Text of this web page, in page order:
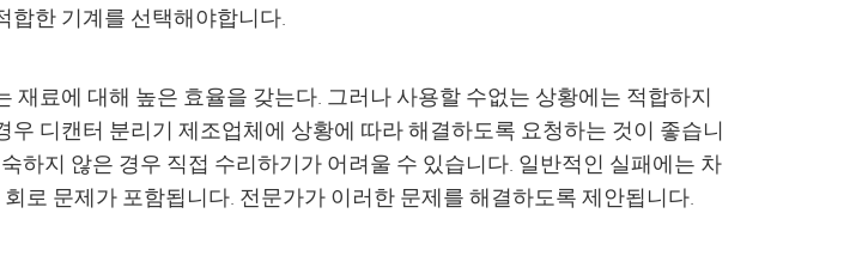
합한 기계를 선택해야합니다.
재료에 대해 높은 효율을 갖는다. 그러나 사용할 수없는 상황에는 적합하지
우 디캔터 분리기 제조업체에 상황에 따라 해결하도록 요청하는 것이 좋습니
하지 않은 경우 직접 수리하기가 어려울 수 있습니다. 일반적인 실패에는 차
로 문제가 포함됩니다. 전문가가 이러한 문제를 해결하도록 제안됩니다.